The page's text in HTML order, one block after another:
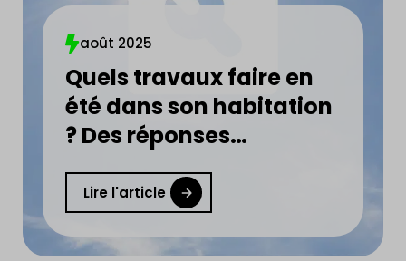
août 2025
Quels travaux faire en
été dans son habitation
? Des réponses
concrètes et utiles en
moins de 5 min !
Lire l'article